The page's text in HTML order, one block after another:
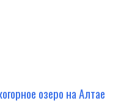
озеро на Алтае